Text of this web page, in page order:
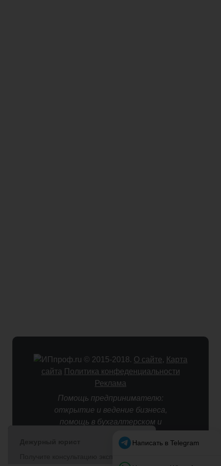
© 2015-2018. О сайте, Карта
сайта Политика конфеденциальности
Реклама
Помощь предпринимателю:
открытие и ведение бизнеса,
помощь в бухгалтерском и
Оставляя персональные данные
(email, имя, телефон) в формах